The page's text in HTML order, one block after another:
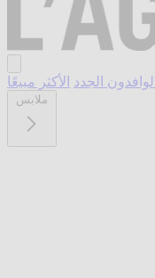
الوافدون الجدد الأكثر مبيعًا
ملابس